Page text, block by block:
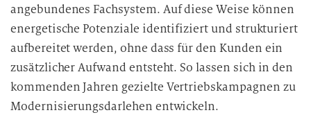
angebundenes Fachsystem. Auf diese Weise können
energetische Potenziale identifiziert und strukturiert
aufbereitet werden, ohne dass für den Kunden ein
zusätzlicher Aufwand entsteht. So lassen sich in den
kommenden Jahren gezielte Vertriebskampagnen zu
Modernisierungsdarlehen entwickeln.